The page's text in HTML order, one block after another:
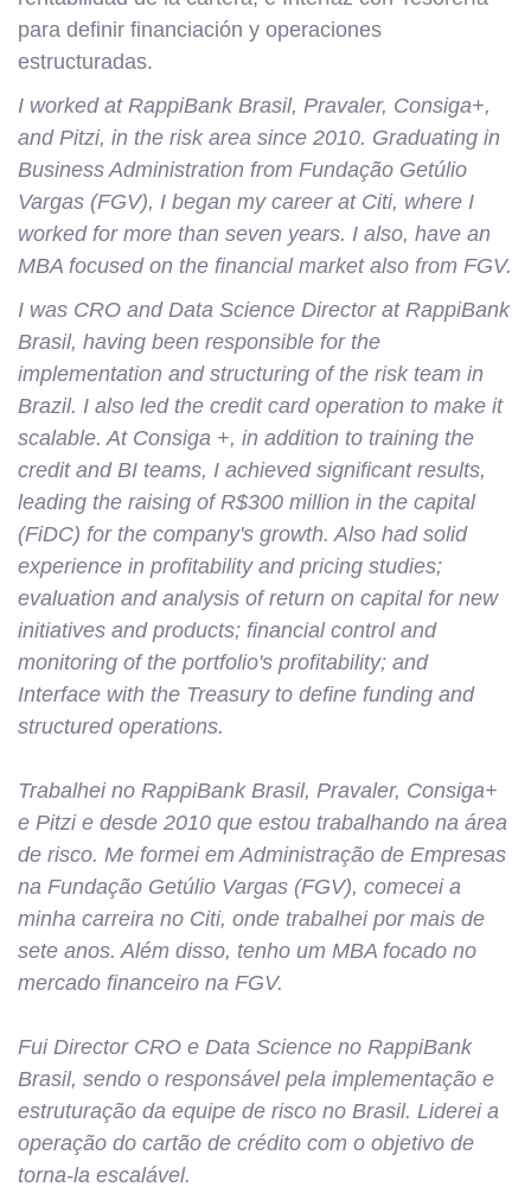
para definir financiación y operaciones
estructuradas.
I worked at RappiBank Brasil, Pravaler, Consiga+,
and Pitzi, in the risk area since 2010. Graduating in
Business Administration from Fundação Getúlio
Vargas (FGV), I began my career at Citi, where I
worked for more than seven years. I also, have an
MBA focused on the financial market also from FGV.
I was CRO and Data Science Director at RappiBank
Brasil, having been responsible for the
implementation and structuring of the risk team in
Brazil. I also led the credit card operation to make it
scalable. At Consiga +, in addition to training the
credit and BI teams, I achieved significant results,
leading the raising of R$300 million in the capital
(FiDC) for the company's growth. Also had solid
experience in profitability and pricing studies;
evaluation and analysis of return on capital for new
initiatives and products; financial control and
monitoring of the portfolio's profitability; and
Interface with the Treasury to define funding and
structured operations.
Trabalhei no RappiBank Brasil, Pravaler, Consiga+
e Pitzi e desde 2010 que estou trabalhando na área
de risco. Me formei em Administração de Empresas
na Fundação Getúlio Vargas (FGV), comecei a
minha carreira no Citi, onde trabalhei por mais de
sete anos. Além disso, tenho um MBA focado no
mercado financeiro na FGV.
Fui Director CRO e Data Science no RappiBank
Brasil, sendo o responsável pela implementação e
estruturação da equipe de risco no Brasil. Liderei a
operação do cartão de crédito com o objetivo de
torna-la escalável.